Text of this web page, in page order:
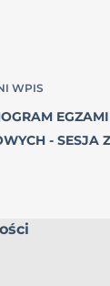
WPIS
- SESJA